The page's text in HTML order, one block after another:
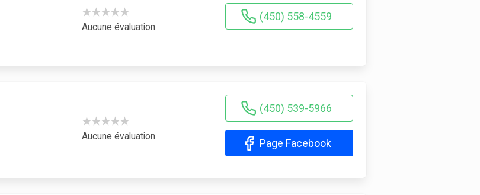
★★★★★
Aucune évaluation
(450) 558-4559
★★★★★
Aucune évaluation
(450) 539-5966
Page Facebook